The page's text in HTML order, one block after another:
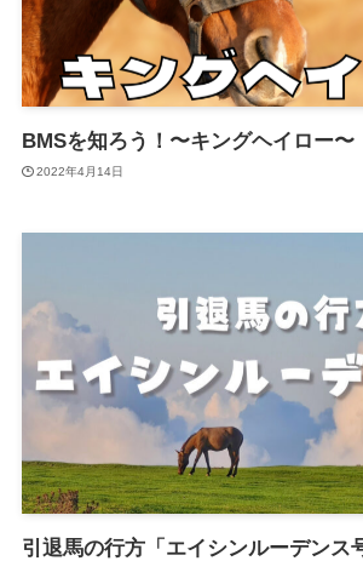
BMSを知ろう！〜キングヘイロー〜
2022年4月14日
引退馬の行方「エイシンルーデンス